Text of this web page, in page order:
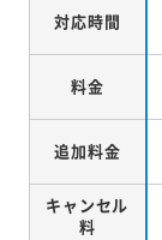
対応時間
料金
追加料金
キャンセル
料